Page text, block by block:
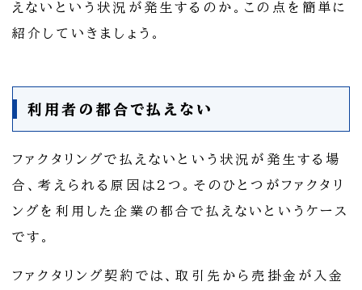
えないという状況が発生するのか。この点を簡単に
紹介していきましょう。
利用者の都合で払えない
ファクタリングで払えないという状況が発生する場
合、考えられる原因は2つ。そのひとつがファクタリ
ングを利用した企業の都合で払えないというケース
です。
ファクタリング契約では、取引先から売掛金が入金